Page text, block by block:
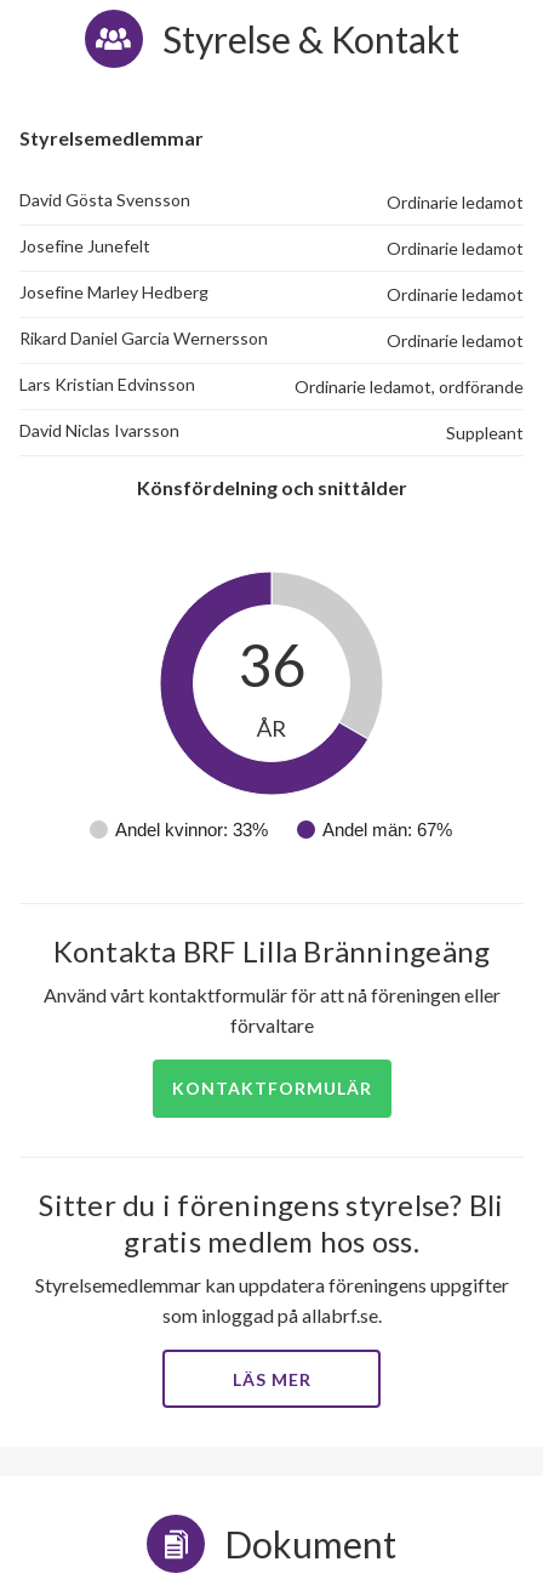
Styrelse & Kontakt
Styrelsemedlemmar
David Gösta Svensson Ordinarie ledamot
Josefine Junefelt Ordinarie ledamot
Josefine Marley Hedberg Ordinarie ledamot
Rikard Daniel Garcia Wernersson Ordinarie ledamot
Lars Kristian Edvinsson Ordinarie ledamot, ordförande
David Niclas Ivarsson Suppleant
Könsfördelning och snittålder
Andel kvinnor: 33% Andel män: 67%
36
ÅR
Kontakta BRF Lilla Bränningeäng
Använd vårt kontaktformulär för att nå föreningen eller
förvaltare
KONTAKTFORMULÄR
Sitter du i föreningens styrelse? Bli
gratis medlem hos oss.
Styrelsemedlemmar kan uppdatera föreningens uppgifter
som inloggad på allabrf.se.
LÄS MER
Dokument